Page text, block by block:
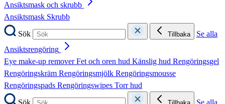
Ansiktsmask och skrubb
Ansiktsmask Skrubb
Sök
Tillbaka
Se alla
Ansiktsrengöring
Eye make-up removerFet och oren hud Känslig hud Rengöringsgel
Rengöringskräm Rengöringsmjölk Rengöringsmousse
Rengöringspads Rengöringswipes Torr hud